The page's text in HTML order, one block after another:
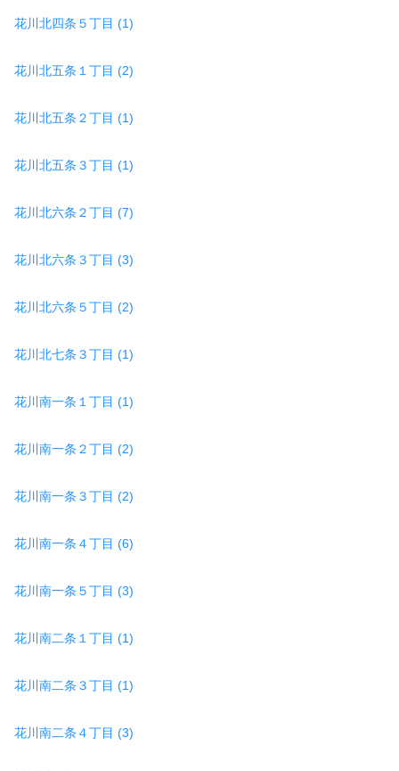
花川北四条５丁目 (1)
花川北五条１丁目 (2)
花川北五条２丁目 (1)
花川北五条３丁目 (1)
花川北六条２丁目 (7)
花川北六条３丁目 (3)
花川北六条５丁目 (2)
花川北七条３丁目 (1)
花川南一条１丁目 (1)
花川南一条２丁目 (2)
花川南一条３丁目 (2)
花川南一条４丁目 (6)
花川南一条５丁目 (3)
花川南二条１丁目 (1)
花川南二条３丁目 (1)
花川南二条４丁目 (3)